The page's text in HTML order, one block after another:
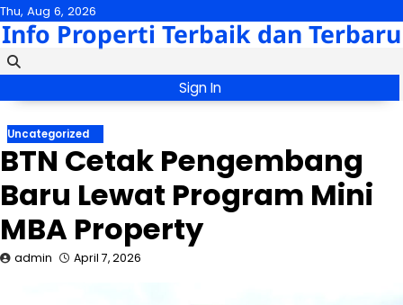
Skip
to
content
Thu, Aug 6, 2026
Info Properti Terbaik dan Terbaru
Sign In
Uncategorized
BTN Cetak Pengembang
Baru Lewat Program Mini
MBA Property
admin April 7, 2026